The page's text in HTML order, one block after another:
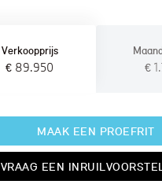
Verkoopprijs
€ 89.950 €
MAAK EEN PROEFRIT
VRAAG EEN